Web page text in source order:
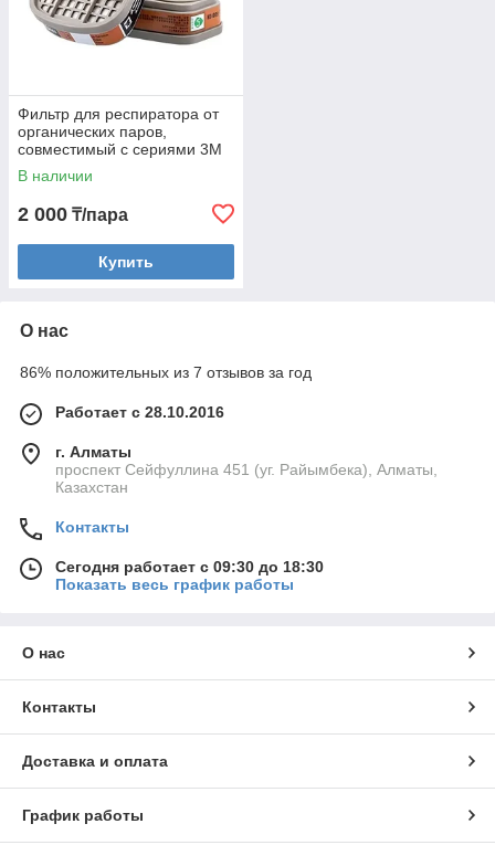
Фильтр для респиратора от
органических паров,
совместимый с сериями 3M
6000/7000, комплект 2 шт.
В наличии
2 000 ₸/пара
Купить
О нас
86% положительных из 7 отзывов за год
Работает с 28.10.2016
г. Алматы
проспект Сейфуллина 451 (уг. Райымбека), Алматы,
Казахстан
Контакты
Сегодня работает с 09:30 до 18:30
Показать весь график работы
О нас
Контакты
Доставка и оплата
График работы